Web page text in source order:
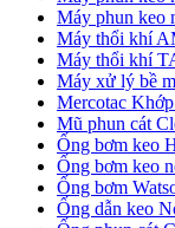
Máy phun keo
Máy thổi khí
Máy thổi khí
Máy xử lý bề
Mercotac
Mũ phun cát
Ống bơm keo
Ống bơm keo
Ống bơm
Ống dẫn keo